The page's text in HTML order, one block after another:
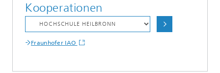
Kooperationen
Fraunhofer IAO